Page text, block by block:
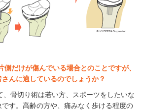
だけが傷んでいる場合とのことですが、
んに適しているのでしょうか？
、骨切り術は若い方、スポーツをしたいな
す。高齢の方や、痛みなく歩ける程度の